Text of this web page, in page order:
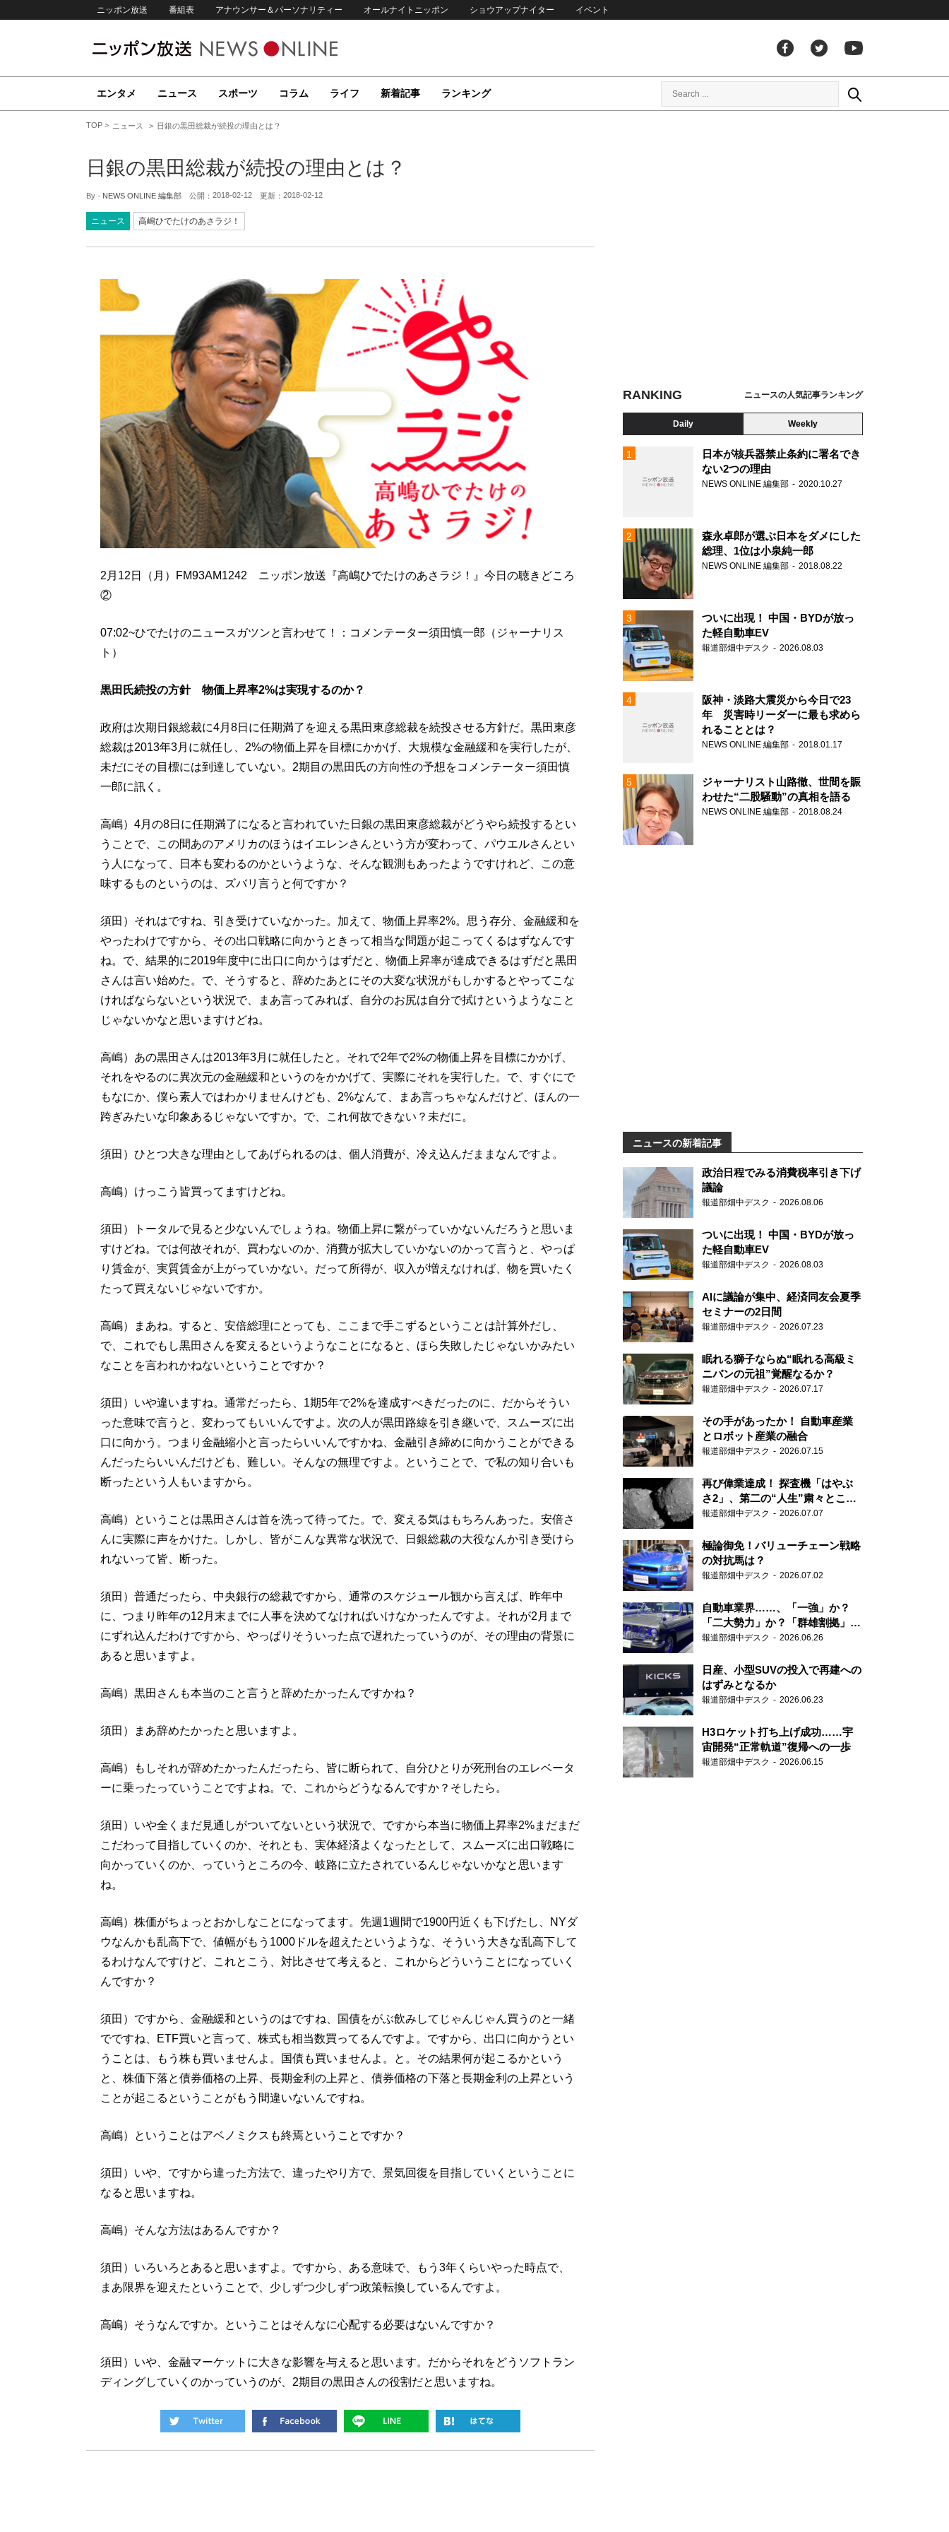
ニッポン放送 番組表 アナウンサー＆パーソナリティー オールナイトニッポン ショウアップナイター イベント
エンタメ ニュース スポーツ コラム ライフ 新着記事 ランキング
TOP ニュース 日銀の黒田総裁が続投の理由とは？
日銀の黒田総裁が続投の理由とは？
By - NEWS ONLINE 編集部 公開： 2018-02-12 更新： 2018-02-12
ニュース 高嶋ひでたけのあさラジ！
2月12日（月）FM93AM1242 ニッポン放送『高嶋ひでたけのあさラジ！』今日の聴きどころ
②
07:02~ひでたけのニュースガツンと言わせて！：コメンテーター須田慎一郎（ジャーナリス
ト）
黒田氏続投の方針 物価上昇率2%は実現するのか？
政府は次期日銀総裁に4月8日に任期満了を迎える黒田東彦総裁を続投させる方針だ。黒田東彦
総裁は2013年3月に就任し、2%の物価上昇を目標にかかげ、大規模な金融緩和を実行したが、
未だにその目標には到達していない。2期目の黒田氏の方向性の予想をコメンテーター須田慎
一郎に訊く。
高嶋）4月の8日に任期満了になると言われていた日銀の黒田東彦総裁がどうやら続投するとい
うことで、この間あのアメリカのほうはイエレンさんという方が変わって、パウエルさんとい
う人になって、日本も変わるのかというような、そんな観測もあったようですけれど、この意
味するものというのは、ズバリ言うと何ですか？
須田）それはですね、引き受けていなかった。加えて、物価上昇率2%。思う存分、金融緩和を
やったわけですから、その出口戦略に向かうときって相当な問題が起こってくるはずなんです
ね。で、結果的に2019年度中に出口に向かうはずだと、物価上昇率が達成できるはずだと黒田
さんは言い始めた。で、そうすると、辞めたあとにその大変な状況がもしかするとやってこな
ければならないという状況で、まあ言ってみれば、自分のお尻は自分で拭けというようなこと
じゃないかなと思いますけどね。
高嶋）あの黒田さんは2013年3月に就任したと。それで2年で2%の物価上昇を目標にかかげ、
それをやるのに異次元の金融緩和というのをかかげて、実際にそれを実行した。で、すぐにで
もなにか、僕ら素人ではわかりませんけども、2%なんて、まあ言っちゃなんだけど、ほんの一
跨ぎみたいな印象あるじゃないですか。で、これ何故できない？未だに。
須田）ひとつ大きな理由としてあげられるのは、個人消費が、冷え込んだままなんですよ。
高嶋）けっこう皆買ってますけどね。
須田）トータルで見ると少ないんでしょうね。物価上昇に繋がっていかないんだろうと思いま
すけどね。では何故それが、買わないのか、消費が拡大していかないのかって言うと、やっぱ
り賃金が、実質賃金が上がっていかない。だって所得が、収入が増えなければ、物を買いたく
たって買えないじゃないですか。
高嶋）まあね。すると、安倍総理にとっても、ここまで手こずるということは計算外だし、
で、これでもし黒田さんを変えるというようなことになると、ほら失敗したじゃないかみたい
なことを言われかねないということですか？
須田）いや違いますね。通常だったら、1期5年で2%を達成すべきだったのに、だからそうい
った意味で言うと、変わってもいいんですよ。次の人が黒田路線を引き継いで、スムーズに出
口に向かう。つまり金融縮小と言ったらいいんですかね、金融引き締めに向かうことができる
んだったらいいんだけども、難しい。そんなの無理ですよ。ということで、で私の知り合いも
断ったという人もいますから。
高嶋）ということは黒田さんは首を洗って待ってた。で、変える気はもちろんあった。安倍さ
んに実際に声をかけた。しかし、皆がこんな異常な状況で、日銀総裁の大役なんか引き受けら
れないって皆、断った。
須田）普通だったら、中央銀行の総裁ですから、通常のスケジュール観から言えば、昨年中
に、つまり昨年の12月末までに人事を決めてなければいけなかったんですよ。それが2月まで
にずれ込んだわけですから、やっぱりそういった点で遅れたっていうのが、その理由の背景に
あると思いますよ。
高嶋）黒田さんも本当のこと言うと辞めたかったんですかね？
須田）まあ辞めたかったと思いますよ。
高嶋）もしそれが辞めたかったんだったら、皆に断られて、自分ひとりが死刑台のエレベータ
ーに乗ったっていうことですよね。で、これからどうなるんですか？そしたら。
須田）いや全くまだ見通しがついてないという状況で、ですから本当に物価上昇率2%まだまだ
こだわって目指していくのか、それとも、実体経済よくなったとして、スムーズに出口戦略に
向かっていくのか、っていうところの今、岐路に立たされているんじゃないかなと思います
ね。
高嶋）株価がちょっとおかしなことになってます。先週1週間で1900円近くも下げたし、NYダ
ウなんかも乱高下で、値幅がもう1000ドルを超えたというような、そういう大きな乱高下して
るわけなんですけど、これとこう、対比させて考えると、これからどういうことになっていく
んですか？
須田）ですから、金融緩和というのはですね、国債をがぶ飲みしてじゃんじゃん買うのと一緒
でですね、ETF買いと言って、株式も相当数買ってるんですよ。ですから、出口に向かうとい
うことは、もう株も買いませんよ。国債も買いませんよ。と。その結果何が起こるかという
と、株価下落と債券価格の上昇、長期金利の上昇と、債券価格の下落と長期金利の上昇という
ことが起こるということがもう間違いないんですね。
高嶋）ということはアベノミクスも終焉ということですか？
須田）いや、ですから違った方法で、違ったやり方で、景気回復を目指していくということに
なると思いますね。
高嶋）そんな方法はあるんですか？
須田）いろいろとあると思いますよ。ですから、ある意味で、もう3年くらいやった時点で、
まあ限界を迎えたということで、少しずつ少しずつ政策転換しているんですよ。
高嶋）そうなんですか。ということはそんなに心配する必要はないんですか？
須田）いや、金融マーケットに大きな影響を与えると思います。だからそれをどうソフトラン
ディングしていくのかっていうのが、2期目の黒田さんの役割だと思いますね。
RANKING ニュースの人気記事ランキング
Daily Weekly
日本が核兵器禁止条約に署名でき
ない2つの理由
NEWS ONLINE 編集部 2020.10.27
森永卓郎が選ぶ日本をダメにした
総理、1位は小泉純一郎
NEWS ONLINE 編集部 2018.08.22
ついに出現！ 中国・BYDが放っ
た軽自動車EV
報道部畑中デスク 2026.08.03
阪神・淡路大震災から今日で23
年 災害時リーダーに最も求めら
れることとは？
NEWS ONLINE 編集部 2018.01.17
ジャーナリスト山路徹、世間を賑
わせた“二股騒動”の真相を語る
NEWS ONLINE 編集部 2018.08.24
ニュースの新着記事
政治日程でみる消費税率引き下げ
議論
報道部畑中デスク 2026.08.06
ついに出現！ 中国・BYDが放っ
た軽自動車EV
報道部畑中デスク 2026.08.03
AIに議論が集中、経済同友会夏季
セミナーの2日間
報道部畑中デスク 2026.07.23
眠れる獅子ならぬ“眠れる高級ミ
ニバンの元祖”覚醒なるか？
報道部畑中デスク 2026.07.17
その手があったか！ 自動車産業
とロボット産業の融合
報道部畑中デスク 2026.07.15
再び偉業達成！ 探査機「はやぶ
さ2」、第二の“人生”粛々とこな
す
報道部畑中デスク 2026.07.07
極論御免！バリューチェーン戦略
の対抗馬は？
報道部畑中デスク 2026.07.02
自動車業界……、「一強」か？
「二大勢力」か？「群雄割拠」
か？
報道部畑中デスク 2026.06.26
日産、小型SUVの投入で再建への
はずみとなるか
報道部畑中デスク 2026.06.23
H3ロケット打ち上げ成功……宇
宙開発“正常軌道”復帰への一歩
報道部畑中デスク 2026.06.15